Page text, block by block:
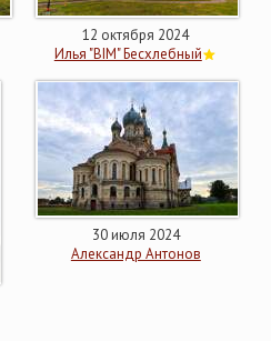
12 октября 2024
Илья "BIM" Бесхлебный
30 июля 2024
Александр Антонов